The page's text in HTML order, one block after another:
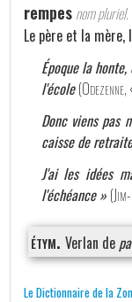
rempes nom pluriel.
Le père et la mère,
Époque la
l'école (Odezenne,
Donc viens pas
caisse de retraite
J'ai les idées
l'échéance » (
étym. Verlan de
Le Dictionnaire de la